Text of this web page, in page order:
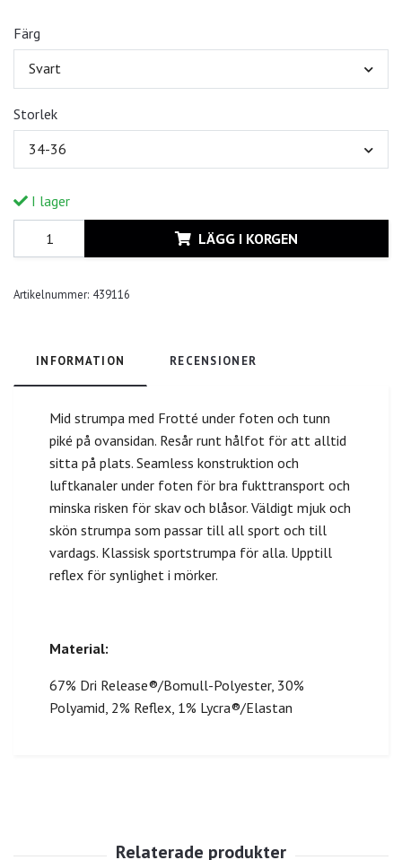
Färg
Svart
Storlek
34-36
I lager
LÄGG I KORGEN
Artikelnummer: 439116
INFORMATION RECENSIONER
Mid strumpa med Frotté under foten och tunn
piké på ovansidan. Resår runt hålfot för att alltid
sitta på plats. Seamless konstruktion och
luftkanaler under foten för bra fukttransport och
minska risken för skav och blåsor. Väldigt mjuk och
skön strumpa som passar till all sport och till
vardags. Klassisk sportstrumpa för alla. Upptill
reflex för synlighet i mörker.
Material:
67% Dri Release®/Bomull-Polyester, 30%
Polyamid, 2% Reflex, 1% Lycra®/Elastan